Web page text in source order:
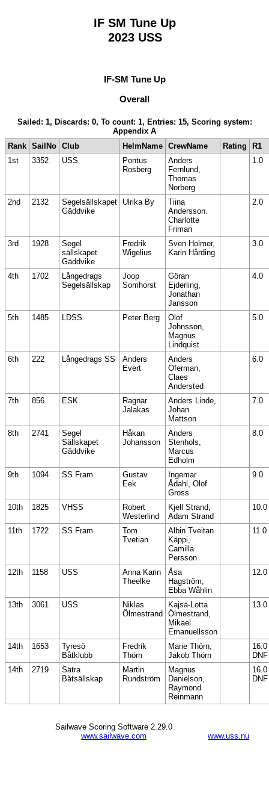
IF SM Tune Up
2023 USS
IF-SM Tune Up
Overall
Sailed: 1, Discards: 0, To count: 1, Entries: 15, Scoring system:
Appendix A
Rank SailNo Club HelmName CrewName Rating
R1
1st
3352 USS
Pontus
Rosberg
Anders
Fernlund,
Thomas
Norberg
1.0
2nd 2132
Segelsällskapet
Gäddvike
Ulrika By
Tiina
Andersson.
Charlotte
Friman
2.0
3rd 1928
Segel
sällskapet
Gäddvike
Fredrik
Wigelius
Sven Holmer,
Karin Hårding
3.0
4th 1702
Långedrags
Segelsällskap
Joop
Somhorst
Göran
Ejderling,
Jonathan
Jansson
4.0
5th 1485 LDSS Peter Berg
Olof
Johnsson,
Magnus
Lindquist
5.0
6th 222 Långedrags SS
Anders
Evert
Anders
Öferman,
Claes
Andersted
6.0
7th 856 ESK
Ragnar
Jalakas
Anders Linde,
Johan
Mattson
7.0
8th 2741
Segel
Sällskapet
Gäddvike
Håkan
Johansson
Anders
Stenhols,
Marcus
Edholm
8.0
9th 1094 SS Fram
Gustav
Eek
Ingemar
Ådahl, Olof
Gross
9.0
10th 1825 VHSS
Robert
Westerlind
Kjell Strand,
Adam Strand
10.0
11th 1722 SS Fram
Tom
Tvetian
Albin Tveitan
Käppi,
Camilla
Persson
11.0
12th 1158 USS
Anna Karin
Theelke
Åsa
Hagström,
Ebba Wåhlin
12.0
13th 3061 USS
Niklas
Ölmestrand
Kajsa-Lotta
Ölmestrand,
Mikael
Emanuellsson
13.0
14th 1653
Tyresö
Båtklubb
Fredrik
Thörn
Marie Thörn,
Jakob Thörn
16.0
DNF
14th
2719
Sätra
Båtsällskap
Martin
Rundström
Magnus
Danielson,
Raymond
Reinmann
16.0
DNF
www.uss.nu
Sailwave Scoring Software 2.29.0
www.sailwave.com